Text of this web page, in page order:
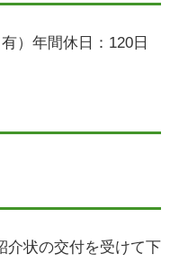
）年間休日：120日
介状の交付を受けて下